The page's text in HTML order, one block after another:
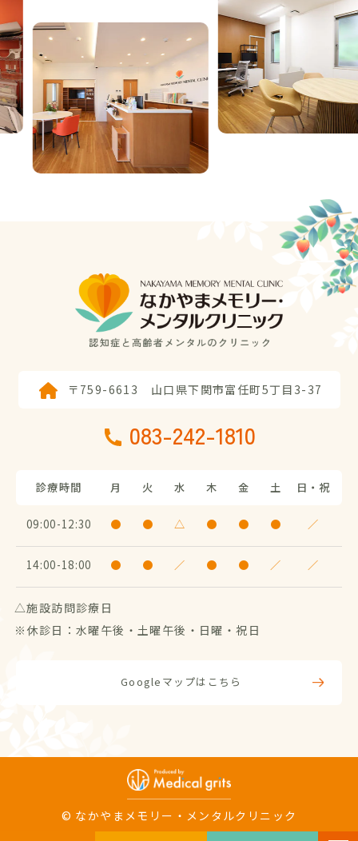
Previous Next
〒759-6613 山口県下関市富任町5丁目3-37
083-242-1810
診療時間 月 火 水 木 金 土 日・祝
09:00 12:30 ● ● △ ● ● ● ／
14:00 18:00 ● ● ／ ● ● ／ ／
△施設訪問診療日
※休診日：水曜午後・土曜午後・日曜・祝日
Googleマップはこちら
© なかやまメモリー・メンタルクリニック